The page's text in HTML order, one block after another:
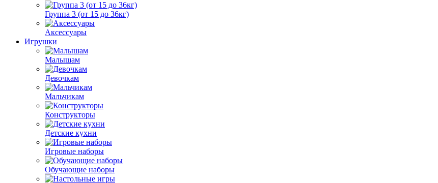
Группа 3 (от 15 до 36кг)
Аксессуары
Игрушки
Малышам
Девочкам
Мальчикам
Конструкторы
Детские кухни
Игровые наборы
Обучающие наборы